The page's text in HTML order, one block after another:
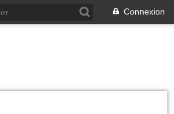
Connexion